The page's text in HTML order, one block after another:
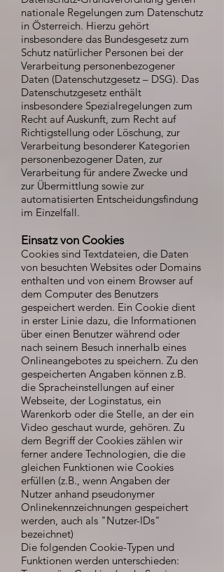
nationale Regelungen zum Datenschutz
in Österreich. Hierzu gehört
insbesondere das Bundesgesetz zum
Schutz natürlicher Personen bei der
Verarbeitung personenbezogener
Daten (Datenschutzgesetz – DSG). Das
Datenschutzgesetz enthält
insbesondere Spezialregelungen zum
Recht auf Auskunft, zum Recht auf
Richtigstellung oder Löschung, zur
Verarbeitung besonderer Kategorien
personenbezogener Daten, zur
Verarbeitung für andere Zwecke und
zur Übermittlung sowie zur
automatisierten Entscheidungsfindung
im Einzelfall.
Einsatz von Cookies
Cookies sind Textdateien, die Daten
von besuchten Websites oder Domains
enthalten und von einem Browser auf
dem Computer des Benutzers
gespeichert werden. Ein Cookie dient
in erster Linie dazu, die Informationen
über einen Benutzer während oder
nach seinem Besuch innerhalb eines
Onlineangebotes zu speichern. Zu den
gespeicherten Angaben können z.B.
die Spracheinstellungen auf einer
Webseite, der Loginstatus, ein
Warenkorb oder die Stelle, an der ein
Video geschaut wurde, gehören. Zu
dem Begriff der Cookies zählen wir
ferner andere Technologien, die die
gleichen Funktionen wie Cookies
erfüllen (z.B., wenn Angaben der
Nutzer anhand pseudonymer
Onlinekennzeichnungen gespeichert
werden, auch als "Nutzer-IDs"
bezeichnet)
Die folgenden Cookie-Typen und
Funktionen werden unterschieden: